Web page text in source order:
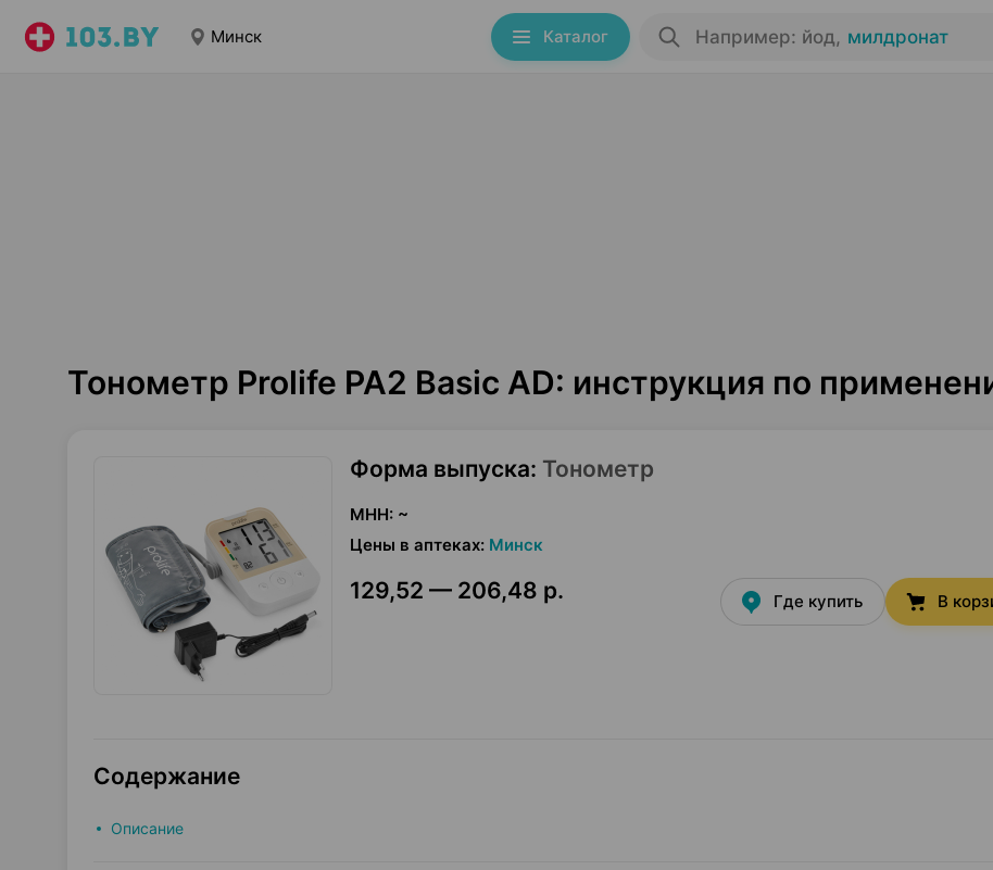
Минск Каталог Например: йод, милдронат
Тонометр Prolife PA2 Basic AD: инструкция по
Форма выпуска: Тонометр
МНН: ~
Цены в аптеках: Минск
129,52 — 206,48 р. Где купить В
Содержание
Описание